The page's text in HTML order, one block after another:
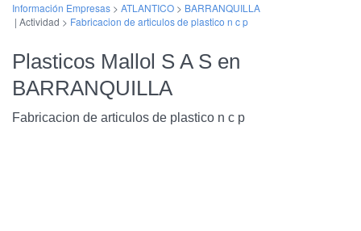
Información Empresas > ATLANTICO > BARRANQUILLA
| Actividad > Fabricacion de articulos de plastico n c p
Plasticos Mallol S A S en
BARRANQUILLA
Fabricacion de articulos de plastico n c p